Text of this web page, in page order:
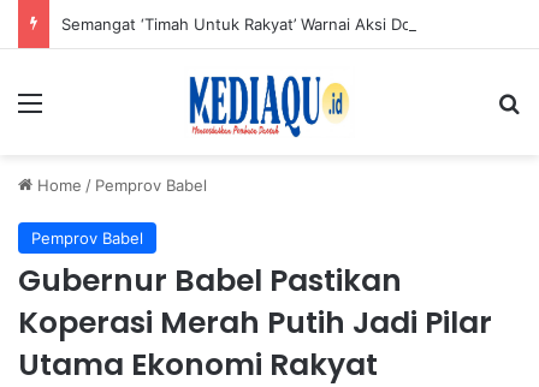
Menu
Home / Pemprov Babel
Pemprov Babel
Gubernur Babel Pastikan
Koperasi Merah Putih Jadi Pilar
Utama Ekonomi Rakyat